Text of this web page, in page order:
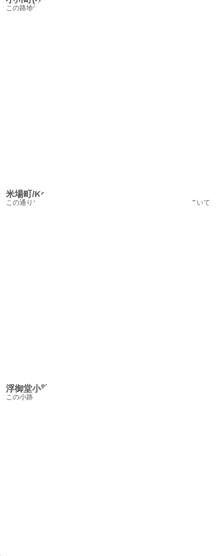
この路地はさまざまな時代の建築物が楽しめる
米場町/KomebachoStreet
この通りにはとっておきのレトロな建物がチラホラと点在していて
浮御堂小路/UkimidoShojiAlley
この小路、平安初期の古い参道といわれているが